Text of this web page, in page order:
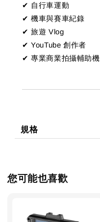
✔ 自行車運動
✔ 機車與賽車紀錄
✔ 旅遊 Vlog
✔ YouTube 創作者
✔ 專業商業拍攝輔助機
規格
您可能也喜歡